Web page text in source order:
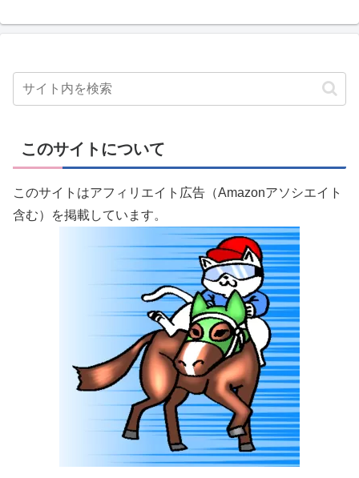
このサイトについて
このサイトはアフィリエイト広告（Amazonアソシエイト
含む）を掲載しています。